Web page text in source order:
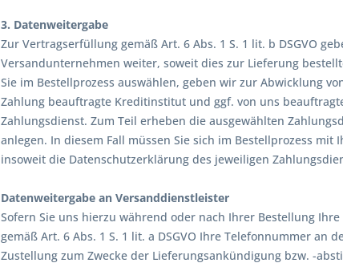
3. Datenweitergabe
Zur Vertragserfüllung gemäß Art. 6 Abs. 1 S. 1 lit. b DSGVO
Versandunternehmen weiter, soweit dies zur Lieferung
Sie im Bestellprozess auswählen, geben wir zur Abwicklung
Zahlung beauftragte Kreditinstitut und ggf. von uns
Zahlungsdienst. Zum Teil erheben die ausgewählten
anlegen. In diesem Fall müssen Sie sich im Bestellprozess
insoweit die Datenschutzerklärung des jeweiligen
Datenweitergabe an Versanddienstleister
Sofern Sie uns hierzu während oder nach Ihrer Bestellung
gemäß Art. 6 Abs. 1 S. 1 lit. a DSGVO Ihre Telefonnummer
Zustellung zum Zwecke der Lieferungsankündigung bzw. -